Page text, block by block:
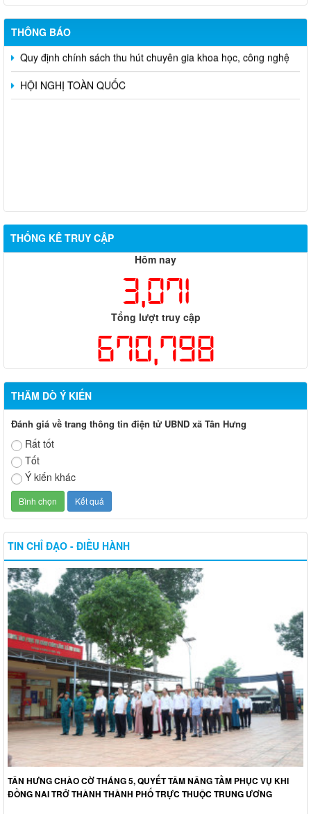
THÔNG BÁO
Xã Tân Hưng đẩy mạnh chuyển đổi số tra cứu thủ tục hành
chính
Quy định chính sách thu hút chuyên gia khoa học, công nghệ
HỘI NGHỊ TOÀN QUỐC
THỐNG KÊ TRUY CẬP
Hôm nay
3,071
Tổng lượt truy cập
670,798
THĂM DÒ Ý KIẾN
Đánh giá về trang thông tin điện tử UBND xã Tân Hưng
Rất tốt
Tốt
Ý kiến khác
TIN CHỈ ĐẠO - ĐIỀU HÀNH
TÂN HƯNG CHÀO CỜ THÁNG 5, QUYẾT TÂM NÂNG TẦM PHỤC VỤ KHI
ĐỒNG NAI TRỞ THÀNH THÀNH PHỐ TRỰC THUỘC TRUNG ƯƠNG